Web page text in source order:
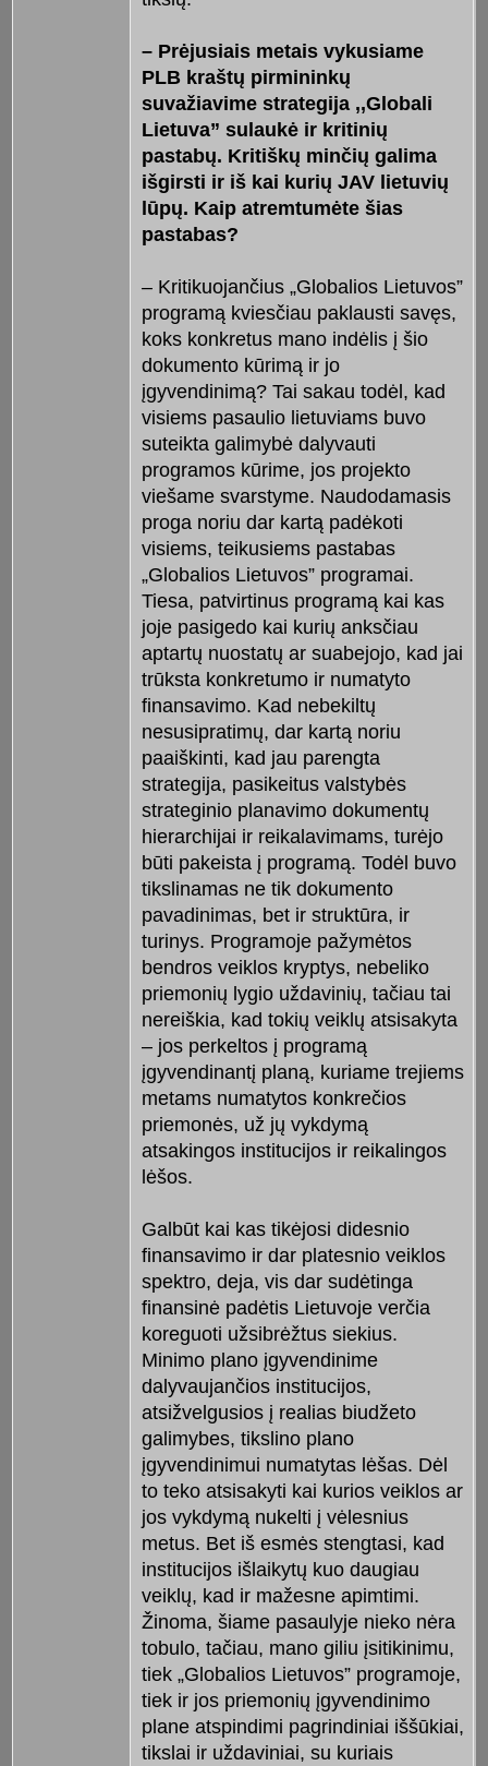
– Prėjusiais metais vykusiame
PLB kraštų pirmininkų
suvažiavime strategija ,,Globali
Lietuva” sulaukė ir kritinių
pastabų. Kritiškų minčių galima
išgirsti ir iš kai kurių JAV lietuvių
lūpų. Kaip atremtumėte šias
pastabas?
– Kritikuojančius „Globalios Lietuvos”
programą kviesčiau paklausti savęs,
koks konkretus mano indėlis į šio
dokumento kūrimą ir jo
įgyvendinimą? Tai sakau todėl, kad
visiems pasaulio lietuviams buvo
suteikta galimybė dalyvauti
programos kūrime, jos projekto
viešame svarstyme. Naudodamasis
proga noriu dar kartą padėkoti
visiems, teikusiems pastabas
„Globalios Lietuvos” programai.
Tiesa, patvirtinus programą kai kas
joje pasigedo kai kurių anksčiau
aptartų nuostatų ar suabejojo, kad jai
trūksta konkretumo ir numatyto
finansavimo. Kad nebekiltų
nesusipratimų, dar kartą noriu
paaiškinti, kad jau parengta
strategija, pasikeitus valstybės
strateginio planavimo dokumentų
hierarchijai ir reikalavimams, turėjo
būti pakeista į programą. Todėl buvo
tikslinamas ne tik dokumento
pavadinimas, bet ir struktūra, ir
turinys. Programoje pažymėtos
bendros veiklos kryptys, nebeliko
priemonių lygio uždavinių, tačiau tai
nereiškia, kad tokių veiklų atsisakyta
– jos perkeltos į programą
įgyvendinantį planą, kuriame trejiems
metams numatytos konkrečios
priemonės, už jų vykdymą
atsakingos institucijos ir reikalingos
lėšos.
Galbūt kai kas tikėjosi didesnio
finansavimo ir dar platesnio veiklos
spektro, deja, vis dar sudėtinga
finansinė padėtis Lietuvoje verčia
koreguoti užsibrėžtus siekius.
Minimo plano įgyvendinime
dalyvaujančios institucijos,
atsižvelgusios į realias biudžeto
galimybes, tikslino plano
įgyvendinimui numatytas lėšas. Dėl
to teko atsisakyti kai kurios veiklos ar
jos vykdymą nukelti į vėlesnius
metus. Bet iš esmės stengtasi, kad
institucijos išlaikytų kuo daugiau
veiklų, kad ir mažesne apimtimi.
Žinoma, šiame pasaulyje nieko nėra
tobulo, tačiau, mano giliu įsitikinimu,
tiek „Globalios Lietuvos” programoje,
tiek ir jos priemonių įgyvendinimo
plane atspindimi pagrindiniai iššūkiai,
tikslai ir uždaviniai, su kuriais